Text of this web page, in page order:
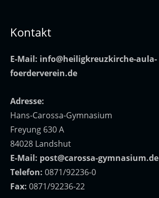
Kontakt
E-Mail: info@heiligkreuzkirche-aula-
foerderverein.de
Adresse:
Hans-Carossa-Gymnasium
Freyung 630 A
84028 Landshut
E-Mail: post@carossa-gymnasium.de
Telefon: 0871/92236-0
Fax: 0871/92236-22